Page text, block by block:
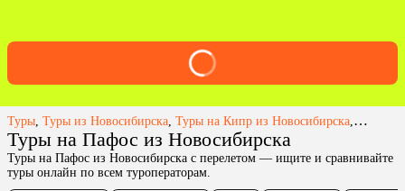
Туры Туры из Новосибирска Туры на Кипр из Новосибирска Туры
Туры на Пафос из Новосибирска
Туры на Пафос из Новосибирска с перелетом — ищите и сравнивайте
туры онлайн по всем туроператорам.